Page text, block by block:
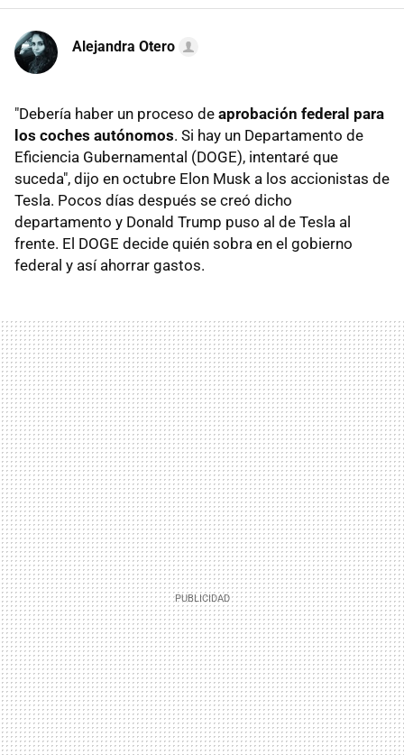
Alejandra Otero
"Debería haber un proceso de aprobación federal para
los coches autónomos. Si hay un Departamento de
Eficiencia Gubernamental (DOGE), intentaré que
suceda", dijo en octubre Elon Musk a los accionistas de
Tesla. Pocos días después se creó dicho
departamento y Donald Trump puso al de Tesla al
frente. El DOGE decide quién sobra en el gobierno
federal y así ahorrar gastos.